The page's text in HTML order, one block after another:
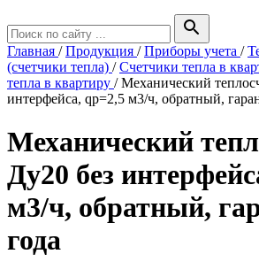
search
Главная /Продукция /Приборы учета /
(счетчики тепла) /Счетчики тепла в
тепла в квартиру /Механический
интерфейса, qp=2,5 м3/ч, обратный,
Механический
Ду20 без
м3/ч, обратный,
года